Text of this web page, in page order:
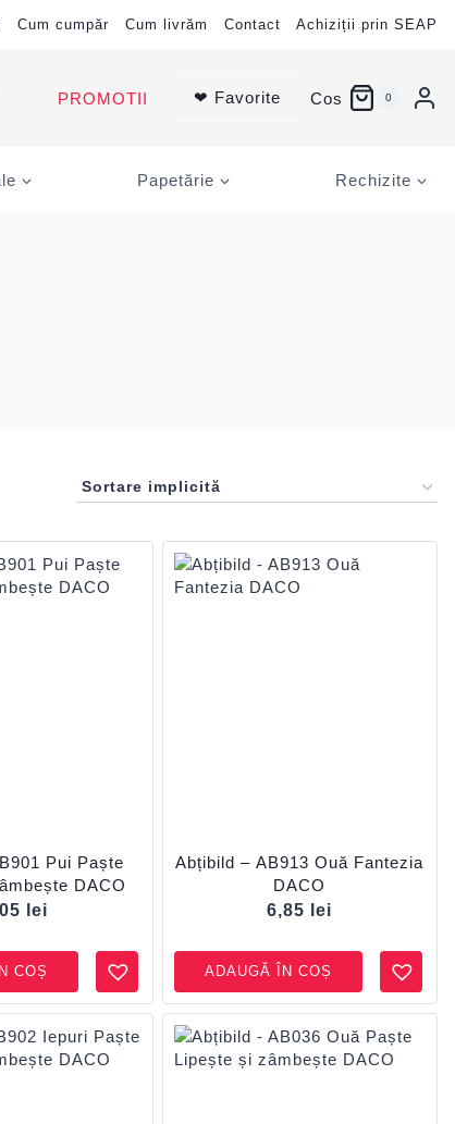
Cum cumpăr Cum livrăm Contact Achiziții prin SEAP
PROMOTII ❤ Favorite Cos 0
Papetărie Rechizite
Pui Paște
DACO
lei
COȘ
Abțibild – AB913 Ouă Fantezia
DACO
6,85
lei
ADAUGĂ ÎN COȘ